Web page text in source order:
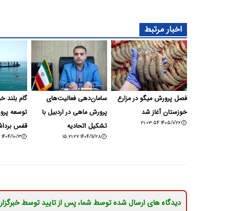
اخبار مرتبط
فصل پرورش میگو در مزارع
خوزستان آغاز شد
۱۴۰۵/۱/۲۲ ۲۱:۰۳:۵۴
سامان‌دهی فعالیت‌های
پرورش ماهی در اردبیل با
تشکیل اتحادیه
۱۴۰۴/۱۱/۲۸ ۱۵:۲۱:۲۷
گام بلند
توسعه
قفس
۱۴۰۴/۱۰/۳ ۱۹:۲۴:۳۶
دیدگاه های ارسال شده توسط شما، پس از تایید توسط